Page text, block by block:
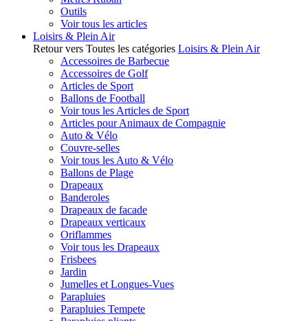
Outils
Voir tous les articles
Loisirs & Plein Air
Retour vers Toutes les catégories Loisirs & Plein Air
Accessoires de Barbecue
Accessoires de Golf
Articles de Sport
Ballons de Football
Voir tous les Articles de Sport
Articles pour Animaux de Compagnie
Auto & Vélo
Couvre-selles
Voir tous les Auto & Vélo
Ballons de Plage
Drapeaux
Banderoles
Drapeaux de facade
Drapeaux verticaux
Oriflammes
Voir tous les Drapeaux
Frisbees
Jardin
Jumelles et Longues-Vues
Parapluies
Parapluies Tempete